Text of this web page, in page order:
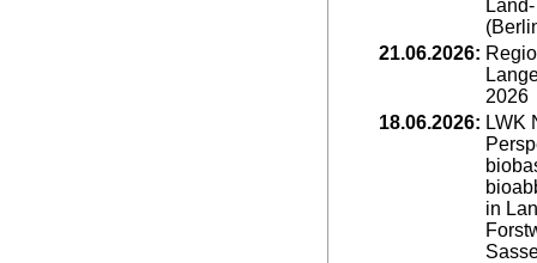
21.06.2026:
2026
18.06.2026: LWK
in